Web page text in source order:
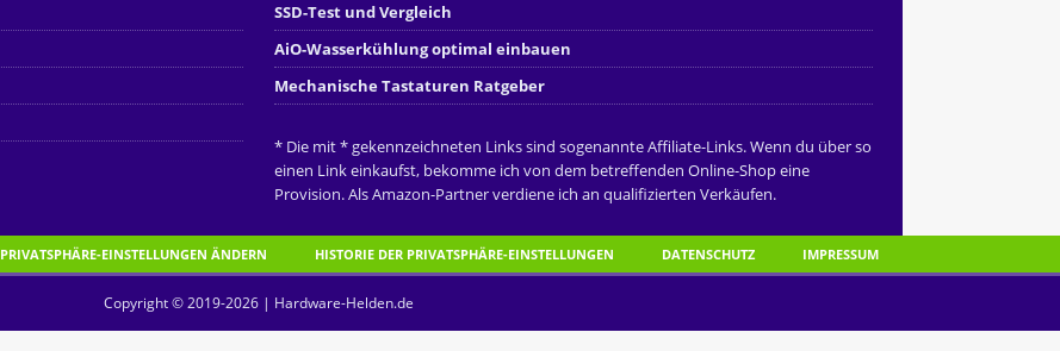
SSD-Test und Vergleich
AiO-Wasserkühlung optimal einbauen
Mechanische Tastaturen Ratgeber
* Die mit * gekennzeichneten Links sind sogenannte Affiliate-Links. Wenn du über so
einen Link einkaufst, bekomme ich von dem betreffenden Online-Shop eine
Provision. Als Amazon-Partner verdiene ich an qualifizierten Verkäufen.
PRIVATSPHÄRE-EINSTELLUNGEN ÄNDERN HISTORIE DER PRIVATSPHÄRE-EINSTELLUNGEN DATENSCHUTZ IMPRESSUM
Copyright © 2019-2026 | Hardware-Helden.de